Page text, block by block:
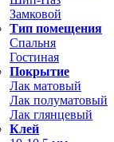
Замковой
Тип помещения
Спальня
Гостиная
Покрытие
Лак матовый
Лак полуматовый
Лак глянцевый
Клей